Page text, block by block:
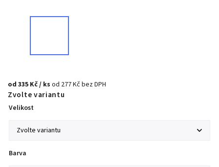
od 335 Kč/ ks od 277 Kčbez DPH
Zvolte variantu
Velikost
Barva